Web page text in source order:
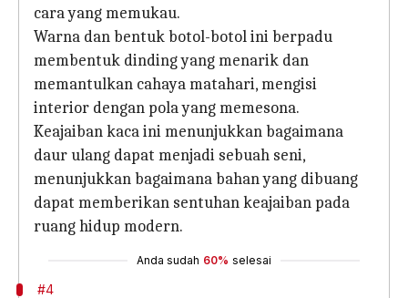
cara yang memukau.
Warna dan bentuk botol-botol ini berpadu
membentuk dinding yang menarik dan
memantulkan cahaya matahari, mengisi
interior dengan pola yang memesona.
Keajaiban kaca ini menunjukkan bagaimana
daur ulang dapat menjadi sebuah seni,
menunjukkan bagaimana bahan yang dibuang
dapat memberikan sentuhan keajaiban pada
ruang hidup modern.
Anda sudah 60% selesai
#4